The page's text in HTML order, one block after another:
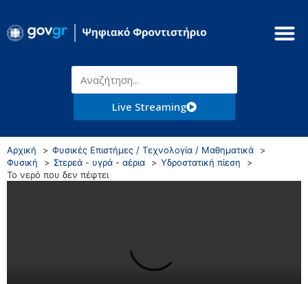
Live Streaming
Αρχική
Φυσικές Επιστήμες / Τεχνολογία / Μαθηματικά
Φυσική
Στερεά - υγρά - αέρια
Υδροστατική πίεση
Το νερό που δεν πέφτει